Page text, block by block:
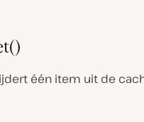
één item uit de